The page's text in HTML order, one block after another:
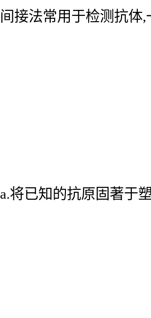
间接法常用于检测抗体
a.将已知的抗原固著于